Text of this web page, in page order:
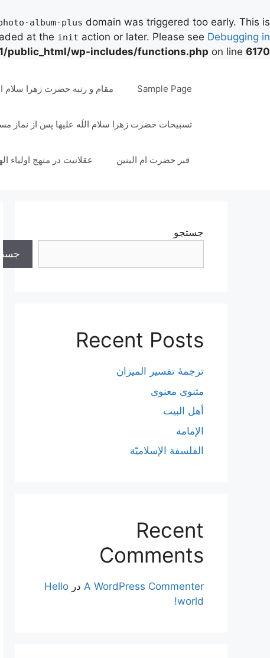
album-plus domain was triggered too early. This is
at the init action or later. Please see Debugging in
public_html/wp-includes/functions.php on line 6170
Sample Page مقام و رتبه حضرت زهرا سلام
تسبیحات حضرت زهرا سلام اللَه علیها پس از نماز
قبر حضرت ام البنین عقلانیت در منهج اولیاء
جستجو
Recent Posts
ترجمۀ تفسیر المیزان
مثنوی معنوی
أهل البيت
الإمامة
الفلسفة الإسلاميّة
Recent
Comments
A WordPress Commenter در Hello
world!